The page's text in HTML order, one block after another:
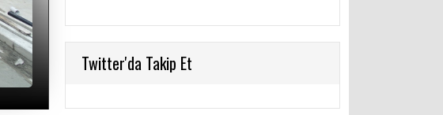
Twitter'da Takip Et